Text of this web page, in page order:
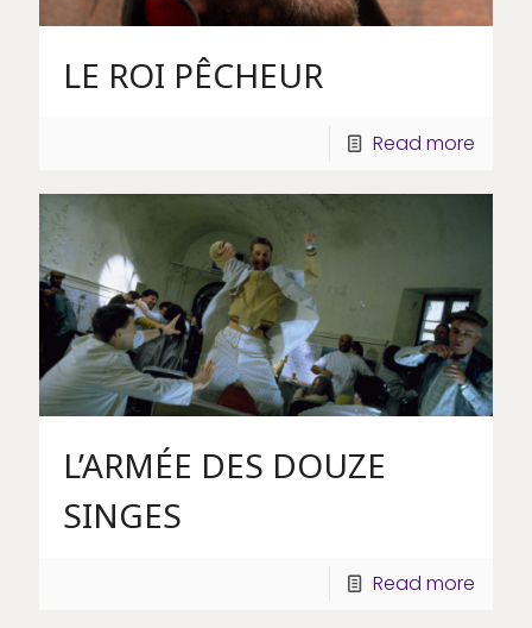
LE ROI PÊCHEUR
Read more
L’ARMÉE DES DOUZE
SINGES
Read more